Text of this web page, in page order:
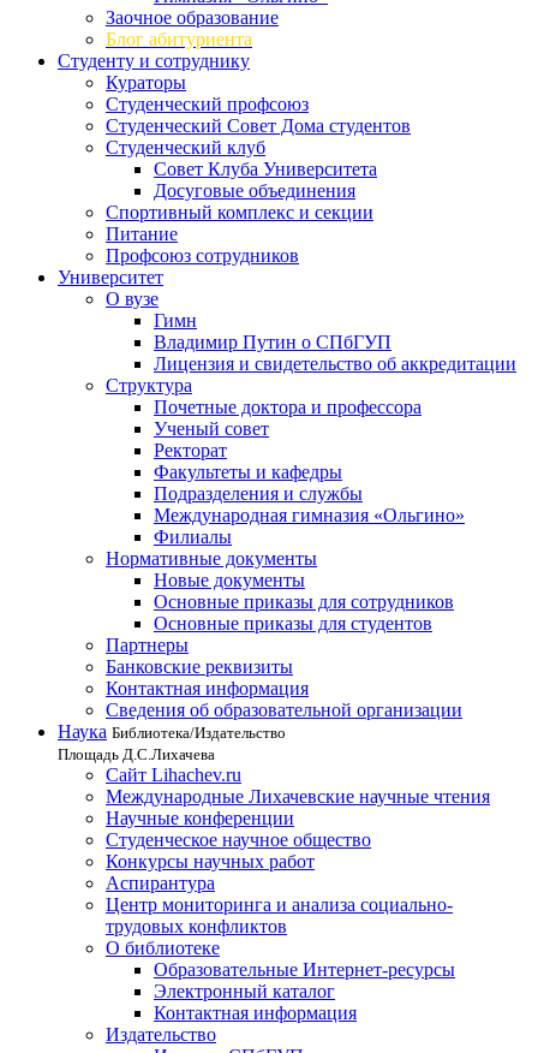
Заочное образование
Блог абитуриента
Студенту и сотруднику
Кураторы
Студенческий профсоюз
Студенческий Совет Дома студентов
Студенческий клуб
Совет Клуба Университета
Досуговые объединения
Спортивный комплекс и секции
Питание
Профсоюз сотрудников
Университет
О вузе
Гимн
Владимир Путин о СПбГУП
Лицензия и свидетельство об аккредитации
Структура
Почетные доктора и профессора
Ученый совет
Ректорат
Факультеты и кафедры
Подразделения и службы
Международная гимназия «Ольгино»
Филиалы
Нормативные документы
Новые документы
Основные приказы для сотрудников
Основные приказы для студентов
Партнеры
Банковские реквизиты
Контактная информация
Сведения об образовательной организации
Наука Библиотека/Издательство
Площадь Д.С.Лихачева
Сайт Lihachev.ru
Международные Лихачевские научные чтения
Научные конференции
Студенческое научное общество
Конкурсы научных работ
Аспирантура
Центр мониторинга и анализа социально-
трудовых конфликтов
О библиотеке
Образовательные Интернет-ресурсы
Электронный каталог
Контактная информация
Издательство